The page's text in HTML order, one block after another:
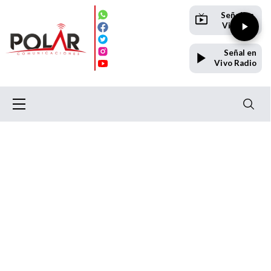
Señal en
Vivo TV
Señal en
Vivo Radio